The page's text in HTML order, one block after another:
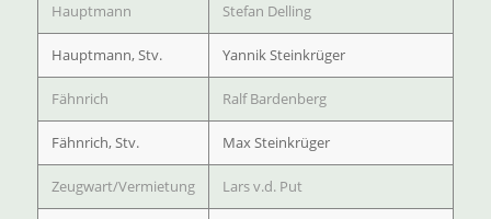
Hauptmann Stefan Delling
Hauptmann, Stv. Yannik Steinkrüger
Fähnrich Ralf Bardenberg
Fähnrich, Stv. Max Steinkrüger
Zeugwart/Vermietung Lars v.d. Put